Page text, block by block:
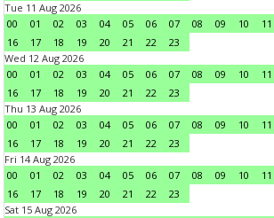
Tue 11 Aug 2026
00
01 02 03 04 05 06 07 08 09 10 11
16
17 18 19 20 21 22
23
Wed 12 Aug 2026
00
01 02 03 04 05 06 07 08 09 10 11
16
17 18 19 20 21 22
23
Thu 13 Aug 2026
00
01 02 03 04 05 06 07 08 09 10 11
16
17 18 19 20 21 22
23
Fri 14 Aug 2026
00
01 02 03 04 05 06 07 08 09 10 11
16
17 18 19 20 21 22
23
Sat 15 Aug 2026